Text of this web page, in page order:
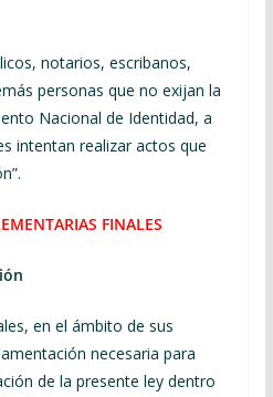
notarios, escribanos,
personas que no exijan la
Nacional de Identidad, a
intentan realizar actos que
FINALES
en el ámbito de sus
necesaria para
de la presente ley dentro